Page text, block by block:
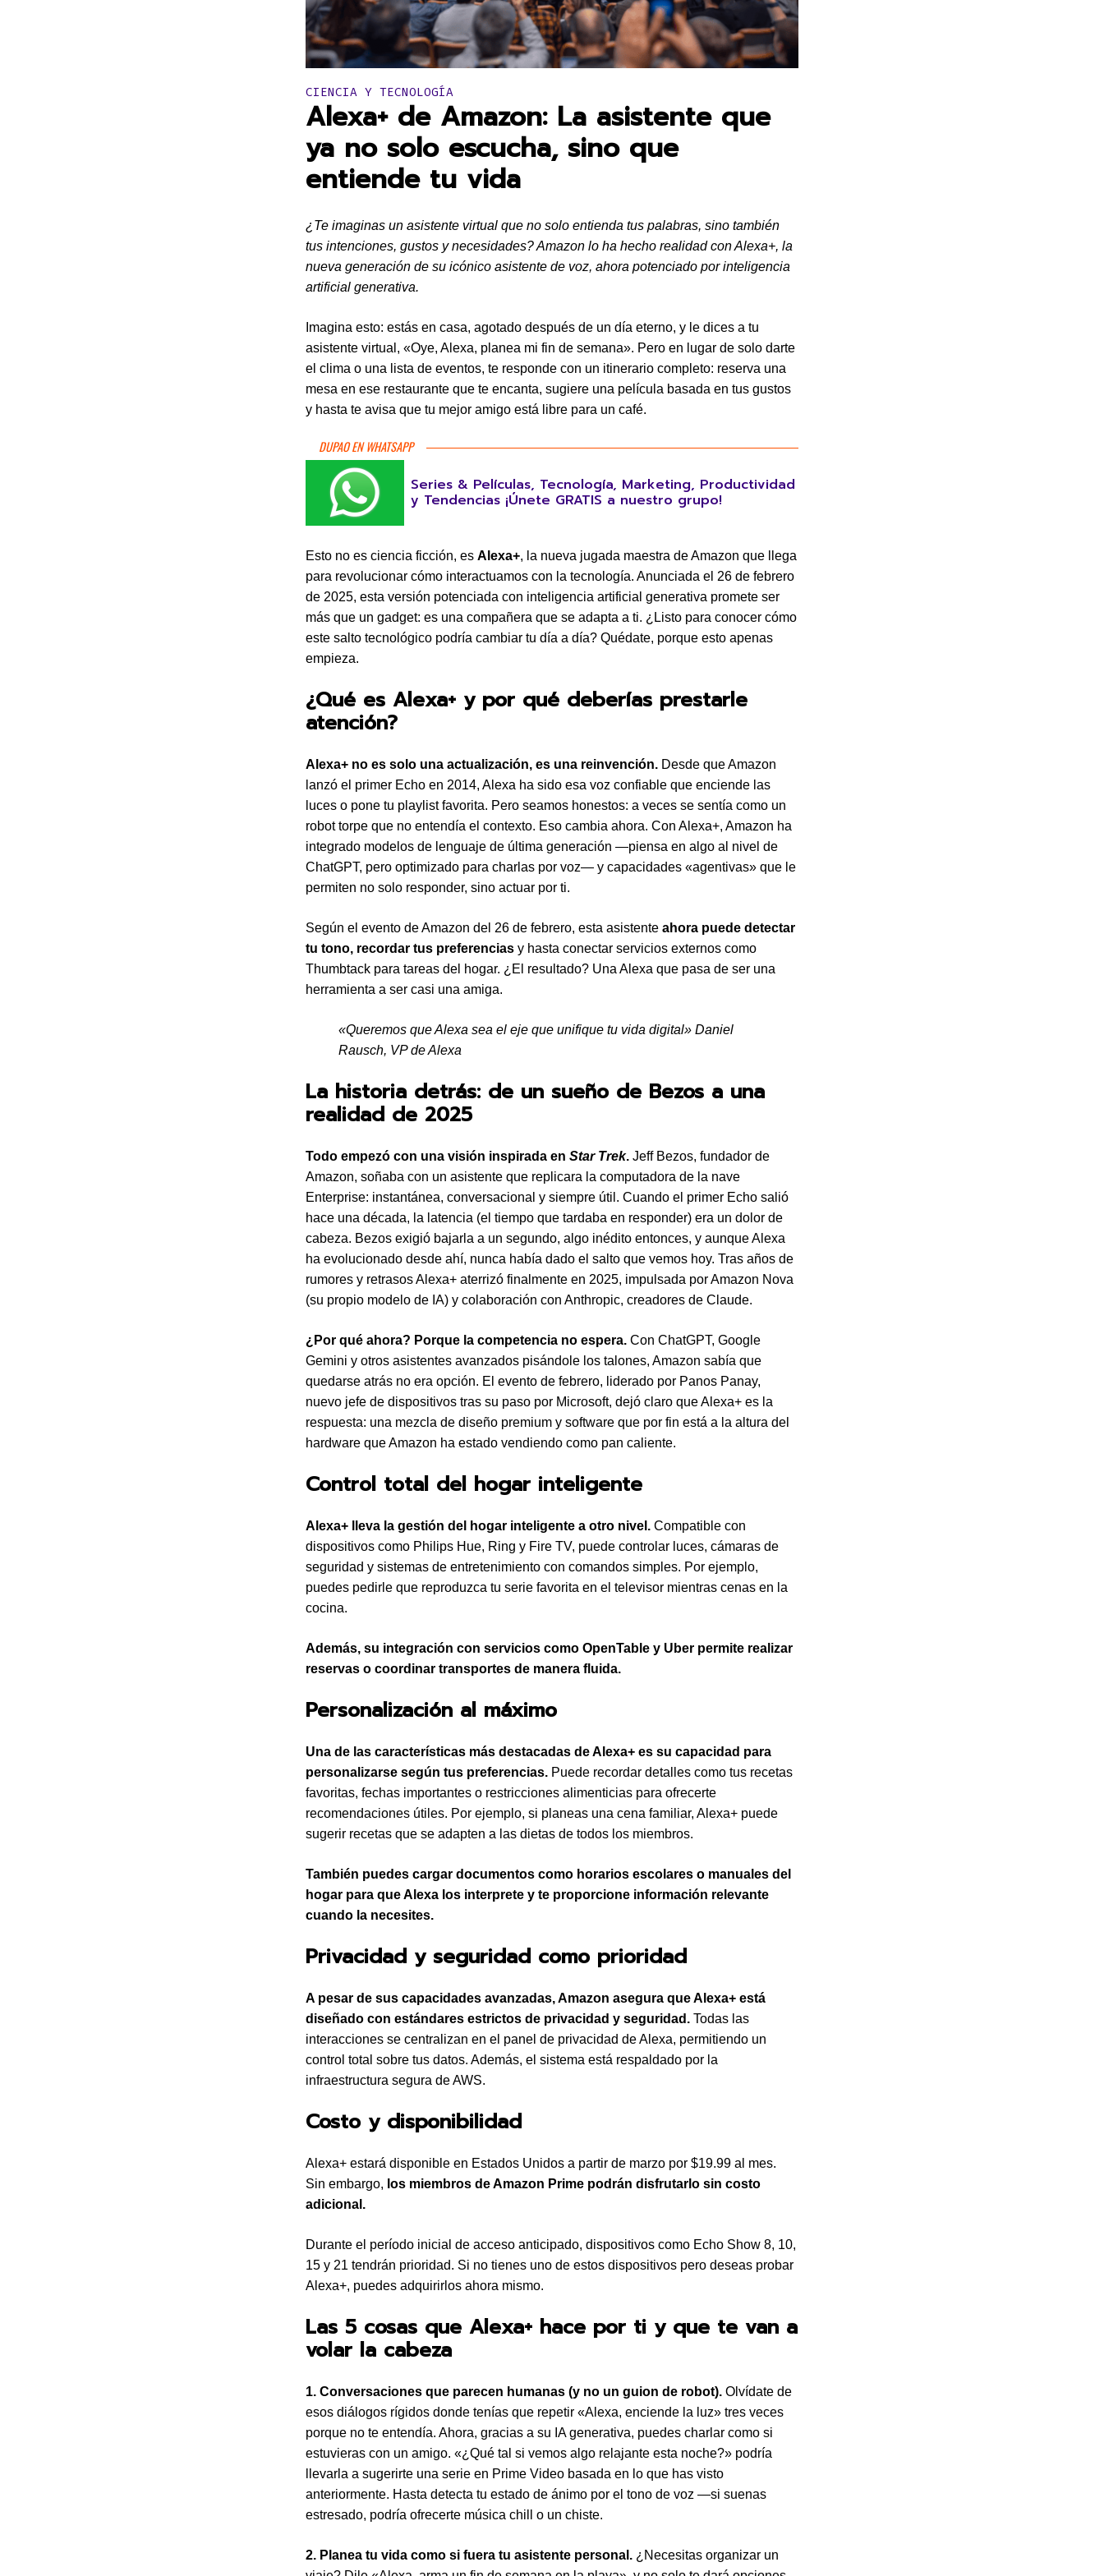
Publicado en:
CIENCIA Y TECNOLOGÍA
Alexa+ de Amazon: La asistente que
ya no solo escucha, sino que
entiende tu vida
¿Te imaginas un asistente virtual que no solo entienda tus palabras, sino también
tus intenciones, gustos y necesidades? Amazon lo ha hecho realidad con Alexa+, la
nueva generación de su icónico asistente de voz, ahora potenciado por inteligencia
artificial generativa.
Imagina esto: estás en casa, agotado después de un día eterno, y le dices a tu
asistente virtual, «Oye, Alexa, planea mi fin de semana». Pero en lugar de solo darte
el clima o una lista de eventos, te responde con un itinerario completo: reserva una
mesa en ese restaurante que te encanta, sugiere una película basada en tus gustos
y hasta te avisa que tu mejor amigo está libre para un café.
DUPAO EN WHATSAPP
Series & Películas, Tecnología, Marketing, Productividad
y Tendencias ¡Únete GRATIS a nuestro grupo!
Esto no es ciencia ficción, es Alexa+, la nueva jugada maestra de Amazon que llega
para revolucionar cómo interactuamos con la tecnología. Anunciada el 26 de febrero
de 2025, esta versión potenciada con inteligencia artificial generativa promete ser
más que un gadget: es una compañera que se adapta a ti. ¿Listo para conocer cómo
este salto tecnológico podría cambiar tu día a día? Quédate, porque esto apenas
empieza.
¿Qué es Alexa+ y por qué deberías prestarle
atención?
Alexa+ no es solo una actualización, es una reinvención. Desde que Amazon
lanzó el primer Echo en 2014, Alexa ha sido esa voz confiable que enciende las
luces o pone tu playlist favorita. Pero seamos honestos: a veces se sentía como un
robot torpe que no entendía el contexto. Eso cambia ahora. Con Alexa+, Amazon ha
integrado modelos de lenguaje de última generación —piensa en algo al nivel de
ChatGPT, pero optimizado para charlas por voz— y capacidades «agentivas» que le
permiten no solo responder, sino actuar por ti.
Según el evento de Amazon del 26 de febrero, esta asistente ahora puede detectar
tu tono, recordar tus preferencias y hasta conectar servicios externos como
Thumbtack para tareas del hogar. ¿El resultado? Una Alexa que pasa de ser una
herramienta a ser casi una amiga.
«Queremos que Alexa sea el eje que unifique tu vida digital» Daniel
Rausch, VP de Alexa
La historia detrás: de un sueño de Bezos a una
realidad de 2025
Todo empezó con una visión inspirada en Star Trek. Jeff Bezos, fundador de
Amazon, soñaba con un asistente que replicara la computadora de la nave
Enterprise: instantánea, conversacional y siempre útil. Cuando el primer Echo salió
hace una década, la latencia (el tiempo que tardaba en responder) era un dolor de
cabeza. Bezos exigió bajarla a un segundo, algo inédito entonces, y aunque Alexa
ha evolucionado desde ahí, nunca había dado el salto que vemos hoy. Tras años de
rumores y retrasos Alexa+ aterrizó finalmente en 2025, impulsada por Amazon Nova
(su propio modelo de IA) y colaboración con Anthropic, creadores de Claude.
¿Por qué ahora? Porque la competencia no espera. Con ChatGPT, Google
Gemini y otros asistentes avanzados pisándole los talones, Amazon sabía que
quedarse atrás no era opción. El evento de febrero, liderado por Panos Panay,
nuevo jefe de dispositivos tras su paso por Microsoft, dejó claro que Alexa+ es la
respuesta: una mezcla de diseño premium y software que por fin está a la altura del
hardware que Amazon ha estado vendiendo como pan caliente.
Control total del hogar inteligente
Alexa+ lleva la gestión del hogar inteligente a otro nivel. Compatible con
dispositivos como Philips Hue, Ring y Fire TV, puede controlar luces, cámaras de
seguridad y sistemas de entretenimiento con comandos simples. Por ejemplo,
puedes pedirle que reproduzca tu serie favorita en el televisor mientras cenas en la
cocina.
Además, su integración con servicios como OpenTable y Uber permite realizar
reservas o coordinar transportes de manera fluida.
Personalización al máximo
Una de las características más destacadas de Alexa+ es su capacidad para
personalizarse según tus preferencias. Puede recordar detalles como tus recetas
favoritas, fechas importantes o restricciones alimenticias para ofrecerte
recomendaciones útiles. Por ejemplo, si planeas una cena familiar, Alexa+ puede
sugerir recetas que se adapten a las dietas de todos los miembros.
También puedes cargar documentos como horarios escolares o manuales del
hogar para que Alexa los interprete y te proporcione información relevante
cuando la necesites.
Privacidad y seguridad como prioridad
A pesar de sus capacidades avanzadas, Amazon asegura que Alexa+ está
diseñado con estándares estrictos de privacidad y seguridad. Todas las
interacciones se centralizan en el panel de privacidad de Alexa, permitiendo un
control total sobre tus datos. Además, el sistema está respaldado por la
infraestructura segura de AWS.
Costo y disponibilidad
Alexa+ estará disponible en Estados Unidos a partir de marzo por $19.99 al mes.
Sin embargo, los miembros de Amazon Prime podrán disfrutarlo sin costo
adicional.
Durante el período inicial de acceso anticipado, dispositivos como Echo Show 8, 10,
15 y 21 tendrán prioridad. Si no tienes uno de estos dispositivos pero deseas probar
Alexa+, puedes adquirirlos ahora mismo.
Las 5 cosas que Alexa+ hace por ti y que te van a
volar la cabeza
1. Conversaciones que parecen humanas (y no un guion de robot). Olvídate de
esos diálogos rígidos donde tenías que repetir «Alexa, enciende la luz» tres veces
porque no te entendía. Ahora, gracias a su IA generativa, puedes charlar como si
estuvieras con un amigo. «¿Qué tal si vemos algo relajante esta noche?» podría
llevarla a sugerirte una serie en Prime Video basada en lo que has visto
anteriormente. Hasta detecta tu estado de ánimo por el tono de voz —si suenas
estresado, podría ofrecerte música chill o un chiste.
2. Planea tu vida como si fuera tu asistente personal. ¿Necesitas organizar un